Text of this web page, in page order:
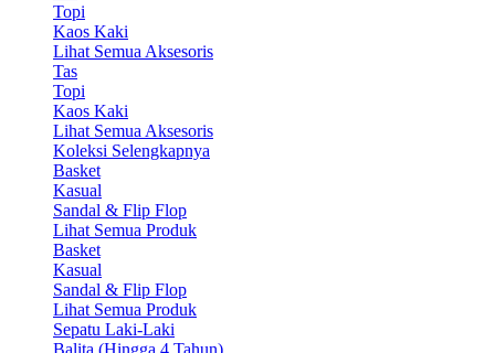
Topi
Kaos Kaki
Lihat Semua Aksesoris
Tas
Topi
Kaos Kaki
Lihat Semua Aksesoris
Koleksi Selengkapnya
Basket
Kasual
Sandal & Flip Flop
Lihat Semua Produk
Basket
Kasual
Sandal & Flip Flop
Lihat Semua Produk
Sepatu Laki-Laki